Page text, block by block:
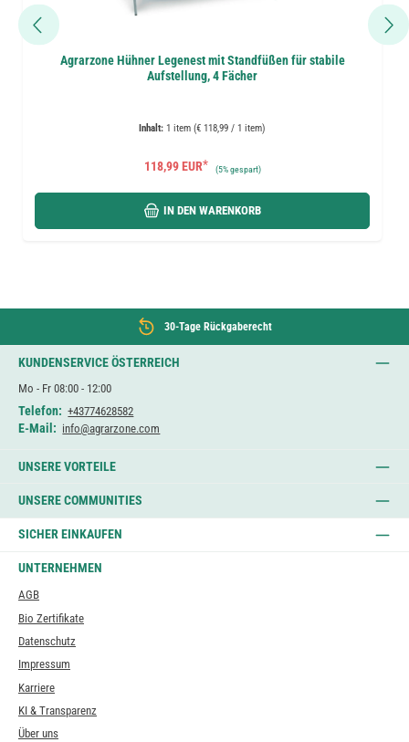
Agrarzone Hühner Legenest mit Standfüßen für stabile
Aufstellung, 4 Fächer
Inhalt: 1 item (€ 118,99 / 1 item)
118,99 EUR* (5%gespart)
IN DEN WARENKORB
30-Tage Rückgaberecht
KUNDENSERVICE ÖSTERREICH
Mo - Fr 08:00 - 12:00
Telefon: +43774628582
E-Mail: info@agrarzone.com
UNSERE VORTEILE
UNSERE COMMUNITIES
SICHER EINKAUFEN
UNTERNEHMEN
AGB
Bio Zertifikate
Datenschutz
Impressum
Karriere
KI & Transparenz
Über uns